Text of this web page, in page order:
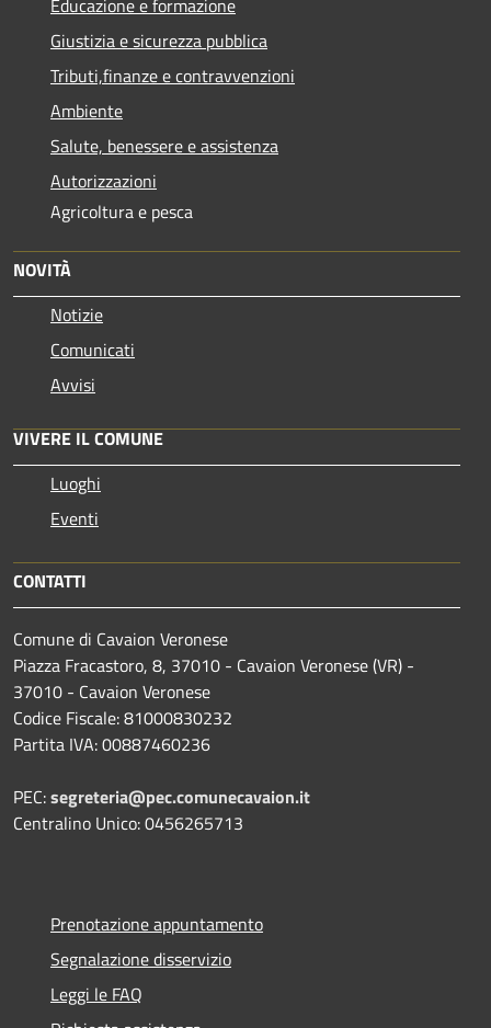
Educazione e formazione
Giustizia e sicurezza pubblica
Tributi,finanze e contravvenzioni
Ambiente
Salute, benessere e assistenza
Autorizzazioni
Agricoltura e pesca
NOVITÀ
Notizie
Comunicati
Avvisi
VIVERE IL COMUNE
Luoghi
Eventi
CONTATTI
Comune di Cavaion Veronese
Piazza Fracastoro, 8, 37010 - Cavaion Veronese (VR) -
37010 - Cavaion Veronese
Codice Fiscale: 81000830232
Partita IVA: 00887460236
PEC:segreteria@pec.comunecavaion.it
Centralino Unico: 0456265713
Prenotazione appuntamento
Segnalazione disservizio
Leggi le FAQ